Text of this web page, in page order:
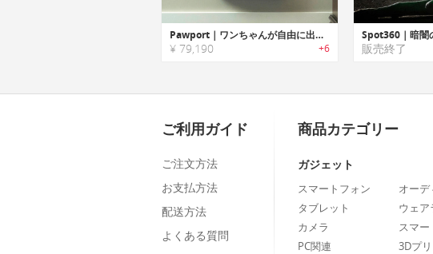
Pawport｜ワンちゃんが自由に出入りできるスマートペットドア「パウポート」
¥ 79,190 +6 販売終了
ご利用ガイド
ご注文方法
お支払方法
配送方法
よくある質問
商品カテゴリー
ガジェット
スマートフォン
タブレット
カメラ
PC関連
オーデ
ウェア
スマー
3Dプ